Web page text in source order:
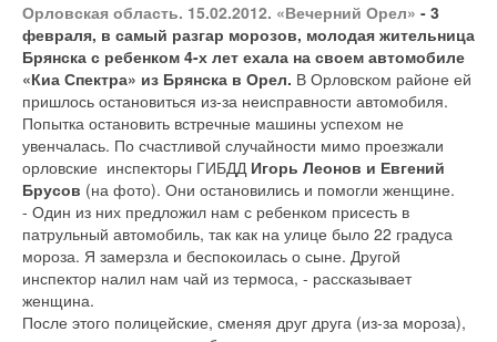
Орловская область. 15.02.2012. «Вечерний Орел» - 3
февраля, в самый разгар морозов, молодая жительница
Брянска с ребенком 4-х лет ехала на своем автомобиле
«Киа Спектра» из Брянска в Орел. В Орловском районе ей
пришлось остановиться из-за неисправности автомобиля.
Попытка остановить встречные машины успехом не
увенчалась. По счастливой случайности мимо проезжали
орловские инспекторы ГИБДДИгорь Леонов и Евгений
Брусов (на фото). Они остановились и помогли женщине.
- Один из них предложил нам с ребенком присесть в
патрульный автомобиль, так как на улице было 22 градуса
мороза. Я замерзла и беспокоилась о сыне. Другой
инспектор налил нам чай из термоса, - рассказывает
женщина.
После этого полицейские, сменяя друг друга (из-за мороза),